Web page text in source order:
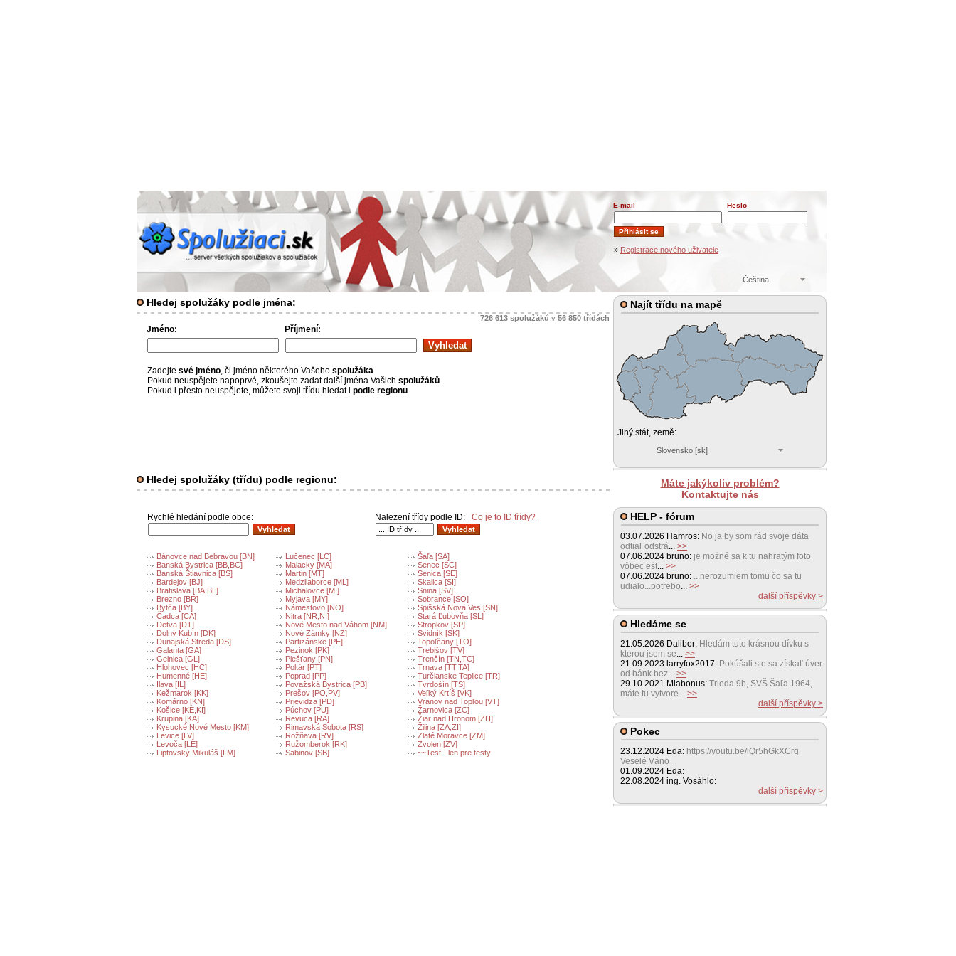
E-mail Heslo
» Registrace nového uživatele
Čeština
Najít třídu na mapě
Jiný stát, země:
Slovensko [sk]
Máte jakýkoliv problém?
Kontaktujte nás
HELP - fórum
03.07.2026 Hamros: No ja by som rád svoje dáta
odtiaľ odstrá... >>
07.06.2024 bruno: je možné sa k tu nahratým foto
vôbec ešt... >>
07.06.2024 bruno: ...nerozumiem tomu čo sa tu
udialo...potrebo... >>
další příspěvky >
Hledáme se
21.05.2026 Dalibor: Hledám tuto krásnou dívku s
kterou jsem se... >>
21.09.2023 larryfox2017: Pokúšali ste sa získať úver
od bánk bez... >>
29.10.2021 Miabonus: Trieda 9b, SVŠ Šaľa 1964,
máte tu vytvore... >>
další příspěvky >
Pokec
23.12.2024 Eda: https://youtu.be/lQr5hGkXCrg
Veselé Váno
01.09.2024 Eda:
22.08.2024 ing. Vosáhlo:
další příspěvky >
Hledej spolužáky podle jména:
726 613 spolužáků v 56 850 třídách
Jméno: Příjmení:
Zadejte své jméno, či jméno některého Vašeho spolužáka.
Pokud neuspějete napoprvé, zkoušejte zadat další jména Vašich spolužáků.
Pokud i přesto neuspějete, můžete svoji třídu hledat i podle regionu.
Hledej spolužáky (třídu) podle regionu:
Rychlé hledání podle obce: Nalezení třídy podle ID: Co je to ID třídy?
Bánovce nad Bebravou [BN]
Banská Bystrica [BB,BC]
Banská Štiavnica [BS]
Bardejov [BJ]
Bratislava [BA,BL]
Brezno [BR]
Bytča [BY]
Čadca [CA]
Detva [DT]
Dolný Kubín [DK]
Dunajská Streda [DS]
Galanta [GA]
Gelnica [GL]
Hlohovec [HC]
Humenné [HE]
Ilava [IL]
Kežmarok [KK]
Komárno [KN]
Košice [KE,KI]
Krupina [KA]
Kysucké Nové Mesto [KM]
Levice [LV]
Levoča [LE]
Liptovský Mikuláš [LM]
Lučenec [LC]
Malacky [MA]
Martin [MT]
Medzilaborce [ML]
Michalovce [MI]
Myjava [MY]
Námestovo [NO]
Nitra [NR,NI]
Nové Mesto nad Váhom [NM]
Nové Zámky [NZ]
Partizánske [PE]
Pezinok [PK]
Piešťany [PN]
Poltár [PT]
Poprad [PP]
Považská Bystrica [PB]
Prešov [PO,PV]
Prievidza [PD]
Púchov [PU]
Revuca [RA]
Rimavská Sobota [RS]
Rožňava [RV]
Ružomberok [RK]
Sabinov [SB]
Šaľa [SA]
Senec [SC]
Senica [SE]
Skalica [SI]
Snina [SV]
Sobrance [SO]
Spišská Nová Ves [SN]
Stará Ľubovňa [SL]
Stropkov [SP]
Svidník [SK]
Topoľčany [TO]
Trebišov [TV]
Trenčín [TN,TC]
Trnava [TT,TA]
Turčianske Teplice [TR]
Tvrdošín [TS]
Veľký Krtíš [VK]
Vranov nad Topľou [VT]
Žarnovica [ZC]
Žiar nad Hronom [ZH]
Žilina [ZA,ZI]
Zlaté Moravce [ZM]
Zvolen [ZV]
~~Test - len pre testy